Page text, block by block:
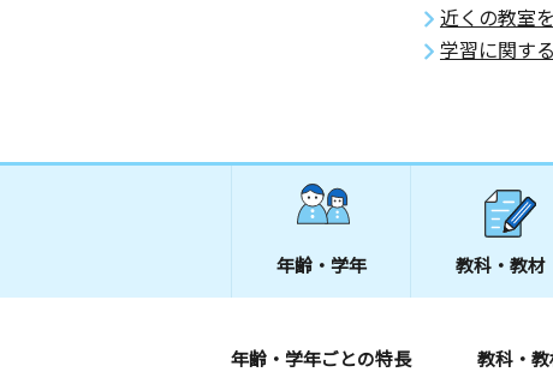
近くの教室
学習に関す
年齢・学年 教科・教材
年齢・学年ごとの特長 教科・